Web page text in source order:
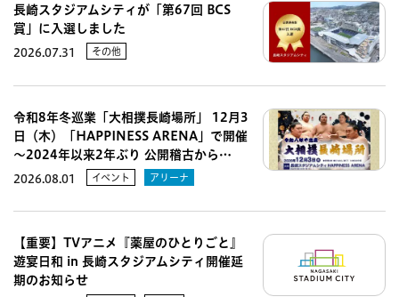
長崎スタジアムシティが「第67回 BCS
賞」に入選しました
2026.07.31 その他
令和8年冬巡業「大相撲長崎場所」 12月3
日（木）「HAPPINESS ARENA」で開催
～2024年以来2年ぶり 公開稽古から…
2026.08.01 イベント アリーナ
【重要】TVアニメ『薬屋のひとりごと』
遊宴日和 in 長崎スタジアムシティ開催延
期のお知らせ